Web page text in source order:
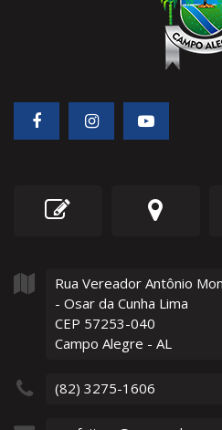
Rua Vereador Antônio
- Osar da Cunha Lima
CEP 57253-040
Campo Alegre - AL
(82) 3275-1606